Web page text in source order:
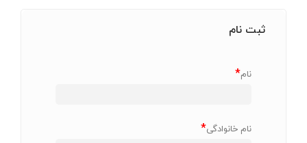
ثبت نام
نام*
نام خانوادگی*